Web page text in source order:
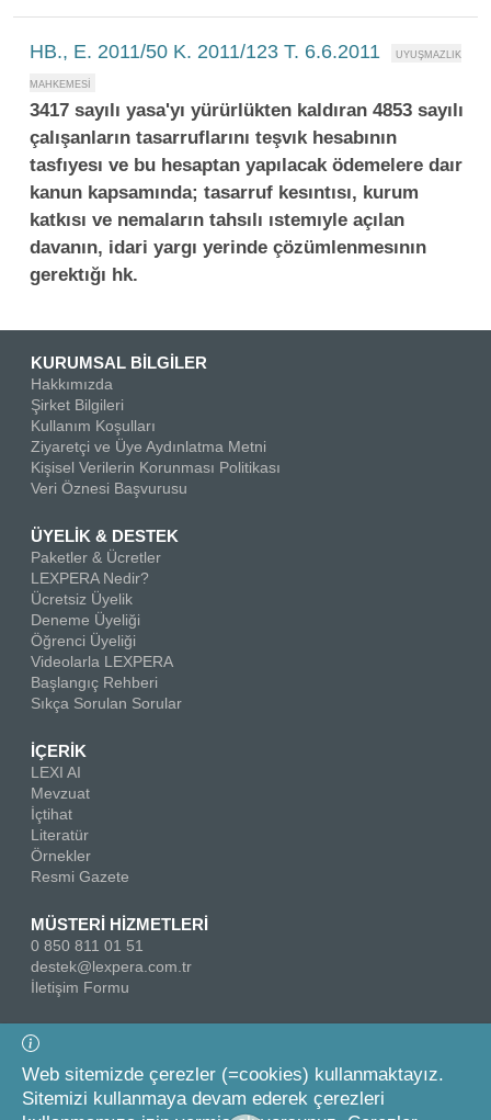
HB., E. 2011/50 K. 2011/123 T. 6.6.2011
3417 sayılı yasa'yı yürürlükten kaldıran 4853 sayılı
çalışanların tasarruflarını teşvık hesabının
tasfıyesı ve bu hesaptan yapılacak ödemelere daır
kanun kapsamında; tasarruf kesıntısı, kurum
katkısı ve nemaların tahsılı ıstemıyle açılan
davanın, idari yargı yerinde çözümlenmesının
gerektığı hk.
KURUMSAL BİLGİLER
Hakkımızda
Şirket Bilgileri
Kullanım Koşulları
Ziyaretçi ve Üye Aydınlatma Metni
Kişisel Verilerin Korunması Politikası
Veri Öznesi Başvurusu
ÜYELİK & DESTEK
Paketler & Ücretler
LEXPERA Nedir?
Ücretsiz Üyelik
Deneme Üyeliği
Öğrenci Üyeliği
Videolarla LEXPERA
Başlangıç Rehberi
Sıkça Sorulan Sorular
İÇERİK
LEXI AI
Mevzuat
İçtihat
Literatür
Örnekler
Resmi Gazete
MÜSTERİ HİZMETLERİ
0 850 811 01 51
destek@lexpera.com.tr
İletişim Formu
Bizi Takip Edin
Web sitemizde çerezler (=cookies) kullanmaktayız.
Sitemizi kullanmaya devam ederek çerezleri